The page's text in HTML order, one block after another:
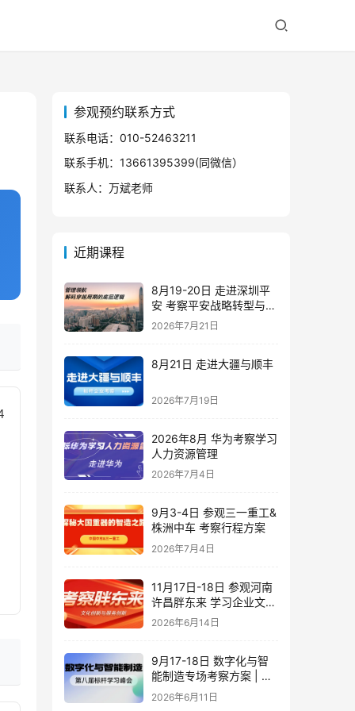
参观预约联系方式
联系电话：010-52463211
联系手机：13661395399(同微信）
联系人：万斌老师
近期课程
8月19-20日 走进深圳平
安 考察平安战略转型与管
理实践
2026年7月21日
8月21日 走进大疆与顺丰
2026年7月19日
2026年8月 华为考察学习
人力资源管理
2026年7月4日
9月3-4日 参观三一重工&
株洲中车 考察行程方案
2026年7月4日
11月17日-18日 参观河南
许昌胖东来 学习企业文化
创新与服务创新
2026年6月14日
9月17-18日 数字化与智
能制造专场考察方案 | 对
标潍柴·豪迈·海尔·歌尔_标
杆学习峰会
2026年6月11日